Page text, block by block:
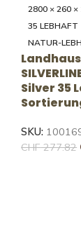
46 RUSTIKAL
RUSTIKAL
46
CHF219.44